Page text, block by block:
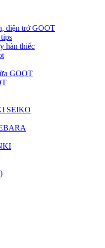
điện trở GOOT
hàn thiếc
GOOT
SEIKO